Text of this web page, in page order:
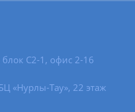
блок С2-1, офис 2-16
«Нурлы-Тау», 22 этаж